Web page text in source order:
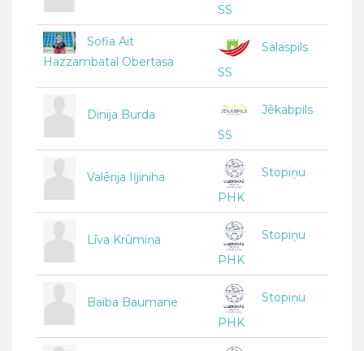
SS
Sofia Ait
Hazzambatal Obertasa
Salaspils
SS
Dinija Burda
Jēkabpils
SS
Valērija Iļjiniha
Stopiņu
PHK
Līva Krūmiņa
Stopiņu
PHK
Baiba Baumane
Stopiņu
PHK